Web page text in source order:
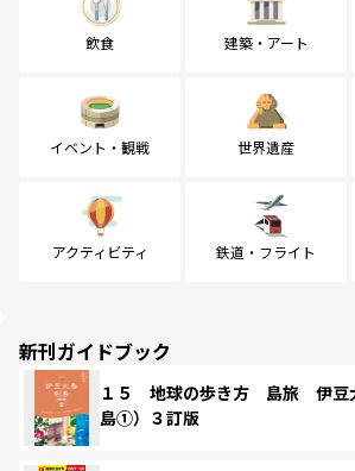
飲食 建築・アート
イベント・観戦 世界遺産
アクティビティ 鉄道・フライト
新刊ガイドブック
１５ 地球の歩き方 島旅 伊豆
島①）３訂版